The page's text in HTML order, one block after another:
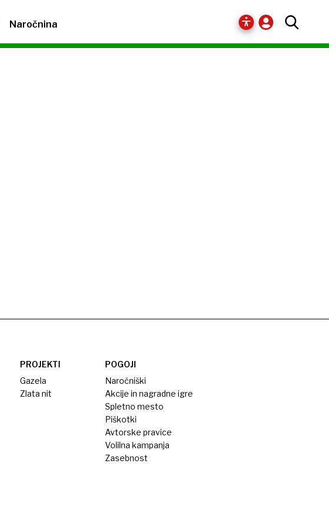
Naročnina
PROJEKTI
Gazela
Zlata nit
POGOJI
Naročniški
Akcije in nagradne igre
Spletno mesto
Piškotki
Avtorske pravice
Volilna kampanja
Zasebnost